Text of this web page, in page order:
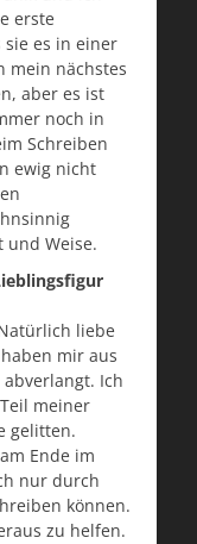
erste
sie es in einer
mein nächstes
aber es ist
noch in
Schreiben
ewig nicht
und Weise.
liebe
mir aus
Ich
meiner
gelitten.
Ende im
nur durch
können.
zu helfen.